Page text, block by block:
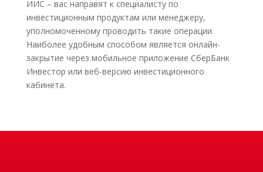
ИИС – вас направят к специалисту по
инвестиционным продуктам или менеджеру,
уполномоченному проводить такие операции.
Наиболее удобным способом является онлайн-
закрытие через мобильное приложение СберБанк
Инвестор или веб-версию инвестиционного
кабинета.